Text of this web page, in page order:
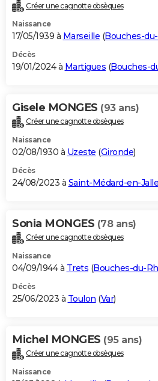
Créer une cagnotte obsèques
Naissance
17/05/1939 à Marseille (Bouches-
Décès
19/01/2024 à Martigues (Bouches-
Gisele MONGES (93 ans)
Créer une cagnotte obsèques
Naissance
02/08/1930 à Uzeste (Gironde)
Décès
24/08/2023 à Saint-Médard-en-
Sonia MONGES (78 ans)
Créer une cagnotte obsèques
Naissance
04/09/1944 à Trets (Bouches-du-
Décès
25/06/2023 à Toulon (Var)
Michel MONGES (95 ans)
Créer une cagnotte obsèques
Naissance